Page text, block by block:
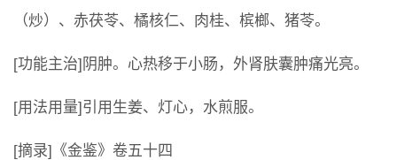
（炒）、赤茯苓、橘核仁、肉桂、槟榔、猪苓。
[功能主治]阴肿。心热移于小肠，外肾肤囊肿痛光亮。
[用法用量]引用生姜、灯心，水煎服。
[摘录]《金鉴》卷五十四